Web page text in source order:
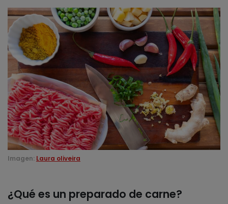
Imagen: Laura oliveira
¿Qué es un preparado de carne?